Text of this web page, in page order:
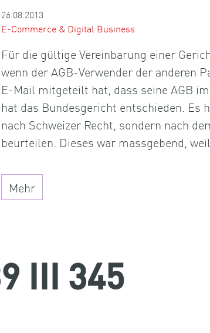
26.08.2013
E-Commerce & Digital Business
Für die gültige Vereinbarung einer
wenn der AGB-Verwender der anderen
E-Mail mitgeteilt hat, dass seine AGB
hat das Bundesgericht entschieden. Es
nach Schweizer Recht, sondern nach
beurteilen. Dieses war massgebend,
Mehr
III 345